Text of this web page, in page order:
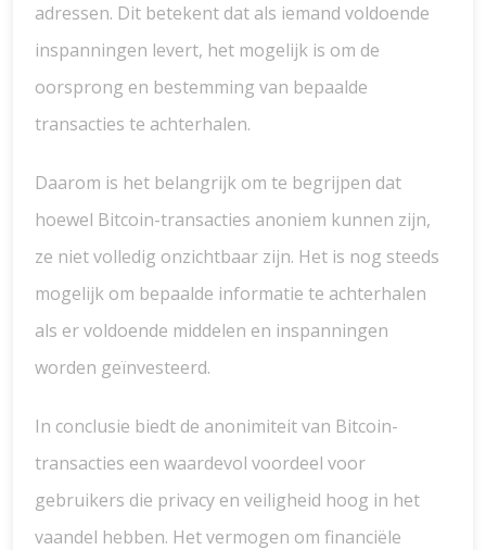
adressen. Dit betekent dat als iemand voldoende
inspanningen levert, het mogelijk is om de
oorsprong en bestemming van bepaalde
transacties te achterhalen.
Daarom is het belangrijk om te begrijpen dat
hoewel Bitcoin-transacties anoniem kunnen zijn,
ze niet volledig onzichtbaar zijn. Het is nog steeds
mogelijk om bepaalde informatie te achterhalen
als er voldoende middelen en inspanningen
worden geïnvesteerd.
In conclusie biedt de anonimiteit van Bitcoin-
transacties een waardevol voordeel voor
gebruikers die privacy en veiligheid hoog in het
vaandel hebben. Het vermogen om financiële